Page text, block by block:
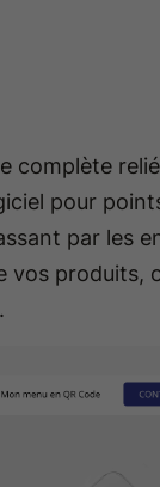
complète
pour
par les
vos produits,